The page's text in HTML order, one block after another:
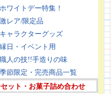
ホワイトデー特集！
激レア/限定品
キャラクターグッズ
縁日・イベント用
職人の技!!手造りの味
季節限定・完売商品一覧
ット・お菓子詰め合わせ